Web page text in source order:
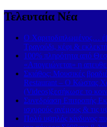
Τελευταία Νέα
Ο Χαριτοδιπλωμένος…
Τραγούδι, κέφι &
100% πληρότητα από
«Απογειώνεται» η
Σκιάθος: Μουσικές
Restaurant – Ο Κώστας
(Videos)ξεσήκωσε το
Συνεδρίαση Επιτροπής
ισχυρούς ανέμους & τις
Πολύ υψηλός κίνδυνος